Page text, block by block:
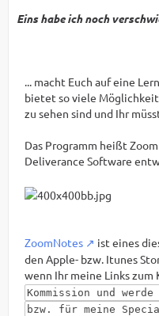
Eins habe ich noch
... macht Euch auf eine
bietet so viele
zu sehen sind und Ihr
Das Programm heißt
Deliverance Software
ZoomNotes ist eines
den Apple- bzw. Itunes
wenn Ihr meine Links zum
Kommission und
bzw. für meine